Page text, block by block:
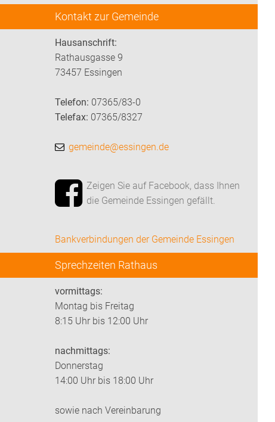
Kontakt zur Gemeinde
Hausanschrift:
Rathausgasse 9
73457 Essingen
Telefon: 07365/83-0
Telefax: 07365/8327
gemeinde@essingen.de
Zeigen Sie auf Facebook, dass Ihnen
die Gemeinde Essingen gefällt.
Bankverbindungen der Gemeinde Essingen
Sprechzeiten Rathaus
vormittags:
Montag bis Freitag
8:15 Uhr bis 12:00 Uhr
nachmittags:
Donnerstag
14:00 Uhr bis 18:00 Uhr
sowie nach Vereinbarung